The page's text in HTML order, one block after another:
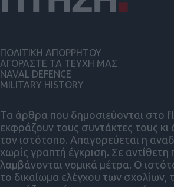
Τα άρθρα που δημοσιεύονται στο
εκφράζουν τους συντάκτες τους κι
τον ιστότοπο. Απαγορεύεται η
χωρίς γραπτή έγκριση. Σε
λαμβάνονται νομικά μέτρα. Ο
το δικαίωμα ελέγχου των σχολίων,
ΠΟΛΙΤΙΚΗ ΑΠΟΡΡΗΤΟΥ
ΑΓΟΡΑΣΤΕ ΤΑ ΤΕΥΧΗ ΜΑΣ
NAVAL DEFENCE
MILITARY HISTORY